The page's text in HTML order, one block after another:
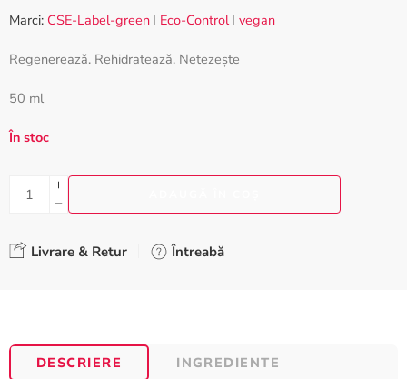
pe baza
unei singure
evaluări
Marci: CSE-Label-green Eco-Control vegan
Regenerează. Rehidratează. Netezește
50 ml
În stoc
Livrare & Retur Întreabă
DESCRIERE
INGREDIENTE